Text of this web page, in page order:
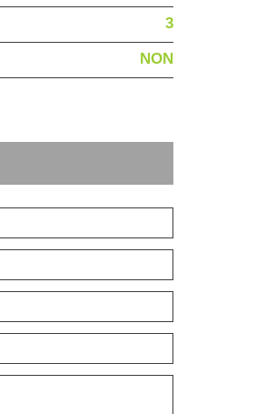
3
NON